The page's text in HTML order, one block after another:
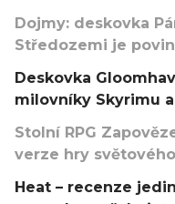
Dojmy: deskovka
Středozemi je
Deskovka
milovníky Skyrimu
Stolní RPG
verze hry
Heat – recenze